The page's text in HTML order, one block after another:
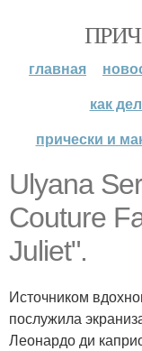
главная
как
прически и
Ulyana
Couture
Juliet".
Источником
послужила
Леонардо ди